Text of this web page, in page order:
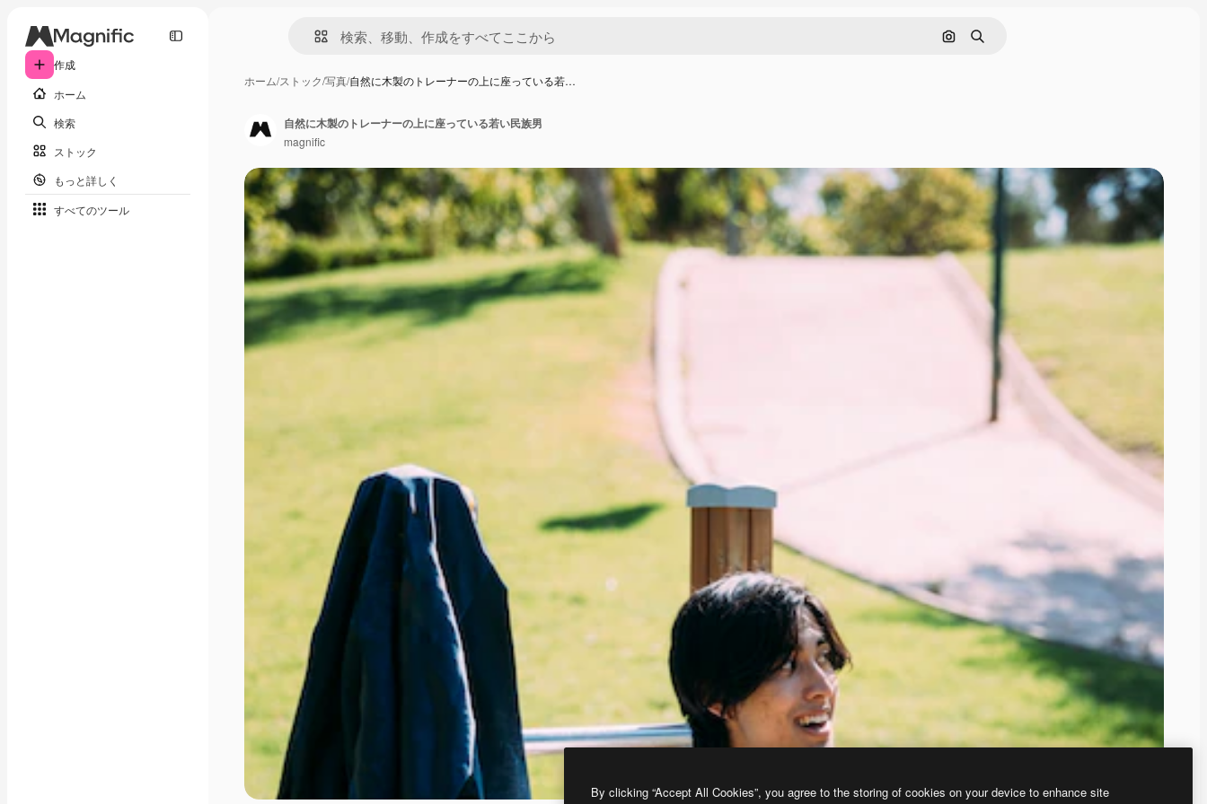
作成
ホーム
検索
ストック
もっと詳しく
すべてのツール
画像で検索
検索
ホーム/ストック/写真/自然に木製のトレーナーの上に座っている若…
自然に木製のトレーナーの上に座っている若い民族男
magnific
By clicking “Accept All Cookies”, you agree to the storing of cookies on your device to enhance site